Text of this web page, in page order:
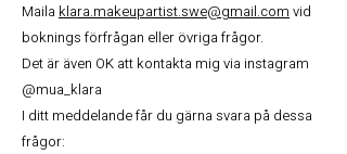
Maila klara.makeupartist.swe@gmail.com vid
boknings förfrågan eller övriga frågor.
Det är även OK att kontakta mig via instagram
@mua_klara
I ditt meddelande får du gärna svara på dessa
frågor: